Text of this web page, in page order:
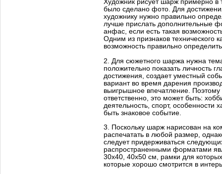
Художник рисует шарж примерно в
было сделано фото. Для
художнику нужно правильно
лучше прислать дополнительные
анфас, если есть такая
Одним из признаков технического
возможность правильно
2. Для сюжетного шаржа нужна
положительно показать личность
достижения, создает уместный
вариант во время дарения
выигрышное впечатление. Поэтому
ответственно, это может быть:
деятельность, спорт, особенности
быть знаковое событие.
3. Поскольку шарж нарисован на
распечатать в любой размер,
следует придерживаться
распространенными форматами
30х40, 40х50 см, рамки для
которые хорошо смотрится в